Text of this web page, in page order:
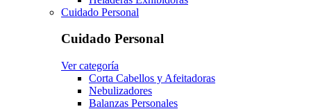
Cuidado Personal
Cuidado Personal
Ver categoría
Corta Cabellos y Afeitadoras
Nebulizadores
Balanzas Personales